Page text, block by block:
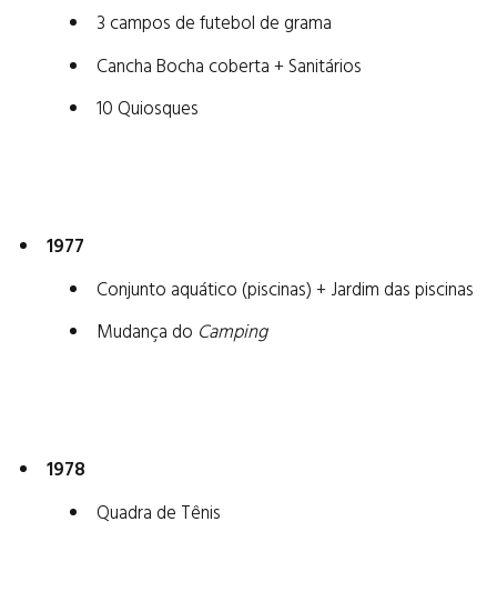
3 campos de futebol de grama
Cancha Bocha coberta + Sanitários
10 Quiosques
1977
Conjunto aquático (piscinas) + Jardim das piscinas
Mudança do Camping
1978
Quadra de Tênis